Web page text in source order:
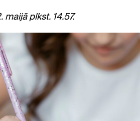
plkst. 14.57.